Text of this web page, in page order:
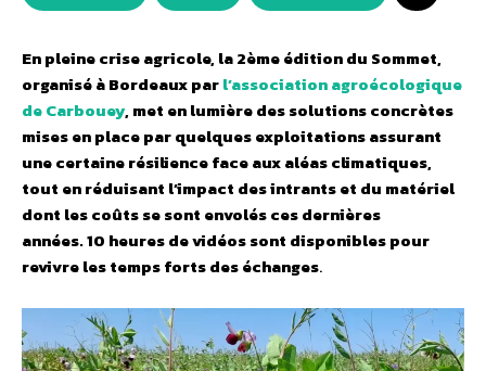
En pleine crise agricole, la 2ème édition du Sommet,
organisé à Bordeaux parl’association agroécologique
de Carbouey, met en lumière des solutions concrètes
mises en place par quelques exploitations assurant
une certaine résilience face aux aléas climatiques,
tout en réduisant l’impact des intrants et du matériel
dont les coûts se sont envolés ces dernières
années.10 heures de vidéos sont disponibles pour
revivre les temps forts des échanges.